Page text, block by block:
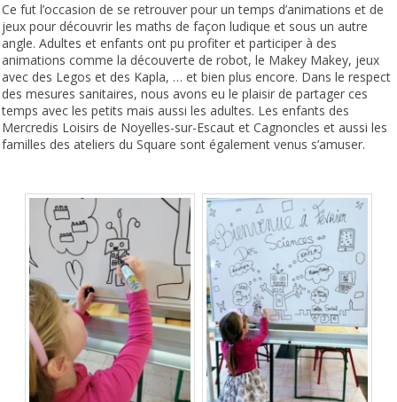
Ce fut l’occasion de se retrouver pour un temps d’animations et de
jeux pour découvrir les maths de façon ludique et sous un autre
angle. Adultes et enfants ont pu profiter et participer à des
animations comme la découverte de robot, le Makey Makey, jeux
avec des Legos et des Kapla, … et bien plus encore. Dans le respect
des mesures sanitaires, nous avons eu le plaisir de partager ces
temps avec les petits mais aussi les adultes. Les enfants des
Mercredis Loisirs de Noyelles-sur-Escaut et Cagnoncles et aussi les
familles des ateliers du Square sont également venus s’amuser.